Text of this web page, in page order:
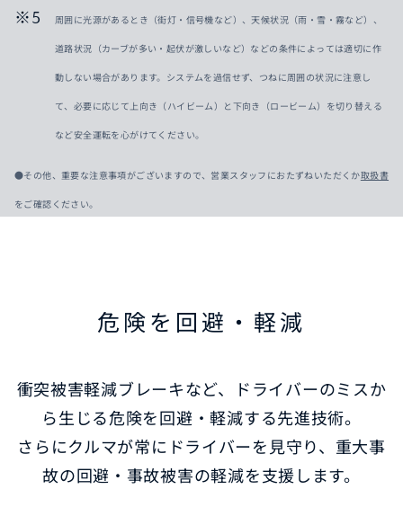
周囲に光源があるとき（街灯・信号機など）、天候状況（雨・雪・霧など）、
道路状況（カーブが多い・起伏が激しいなど）などの条件によっては適切に作
動しない場合があります。システムを過信せず、つねに周囲の状況に注意し
て、必要に応じて上向き（ハイビーム）と下向き（ロービーム）を切り替える
など安全運転を心がけてください。
●その他、重要な注意事項がございますので、営業スタッフにおたずねいただくか取扱書
をご確認ください。
危険を回避・軽減
衝突被害軽減ブレーキなど、ドライバーのミスか
ら生じる危険を回避・軽減する先進技術。
さらにクルマが常にドライバーを見守り、重大事
故の回避・事故被害の軽減を支援します。